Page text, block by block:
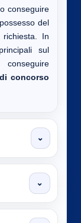
conseguire
del
In
sul
concorso
⌄
⌄